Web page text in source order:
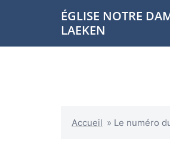
ÉGLISE NOTRE
LAEKEN
Accueil » Le numéro